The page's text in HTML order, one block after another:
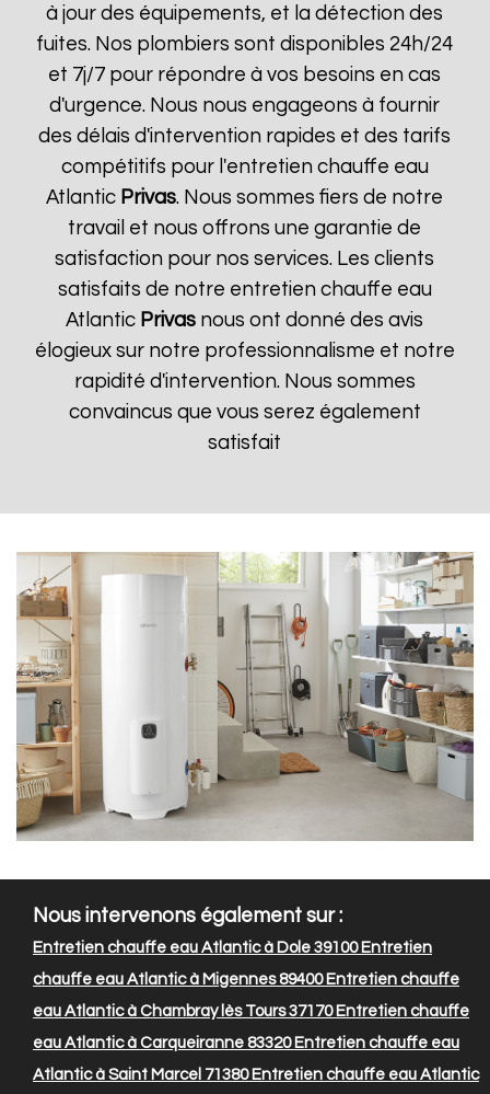
à jour des équipements, et la détection des
fuites. Nos plombiers sont disponibles 24h/24
et 7j/7 pour répondre à vos besoins en cas
d'urgence. Nous nous engageons à fournir
des délais d'intervention rapides et des tarifs
compétitifs pour l'entretien chauffe eau
Atlantic Privas. Nous sommes fiers de notre
travail et nous offrons une garantie de
satisfaction pour nos services. Les clients
satisfaits de notre entretien chauffe eau
Atlantic Privas nous ont donné des avis
élogieux sur notre professionnalisme et notre
rapidité d'intervention. Nous sommes
convaincus que vous serez également
satisfait
Nous intervenons également sur :
Entretien chauffe eau Atlantic à Dole 39100Entretien
chauffe eau Atlantic à Migennes 89400Entretien chauffe
eau Atlantic à Chambray lès Tours 37170Entretien chauffe
eau Atlantic à Carqueiranne 83320Entretien chauffe eau
Atlantic à Saint Marcel 71380Entretien chauffe eau Atlantic